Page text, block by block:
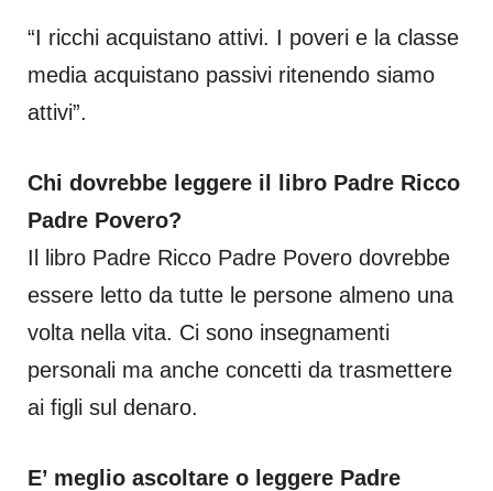
“I ricchi acquistano attivi. I poveri e la classe
media acquistano passivi ritenendo siamo
attivi”.
Chi dovrebbe leggere il libro Padre Ricco
Padre Povero?
Il libro Padre Ricco Padre Povero dovrebbe
essere letto da tutte le persone almeno una
volta nella vita. Ci sono insegnamenti
personali ma anche concetti da trasmettere
ai figli sul denaro.
E’ meglio ascoltare o leggere Padre